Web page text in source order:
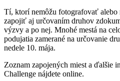
Tí, ktorí nemôžu fotografovať alebo
zapojiť aj určovaním druhov
výzvy a po nej. Mnohé mestá na
podujatia zamerané na určovanie
nedele 10. mája.
Zoznam zapojených miest a ďalšie
Challenge nájdete online.